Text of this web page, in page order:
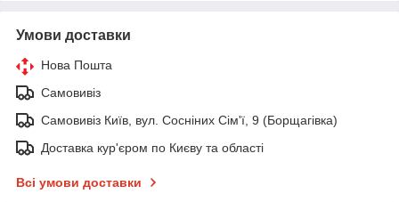
Умови доставки
Нова Пошта
Самовивіз
Самовивіз Київ, вул. Сосніних Сім'ї, 9 (Борщагівка)
Доставка кур'єром по Києву та області
Всі умови доставки